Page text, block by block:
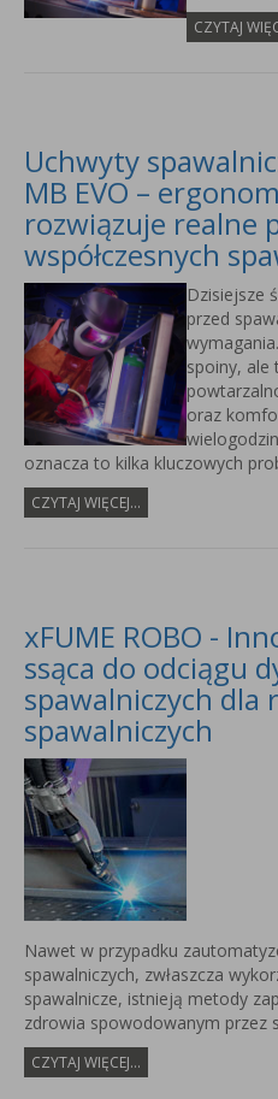
CZYTAJ
Uchwyty
MB EVO –
rozwiązuje realne
współczesnych
Dzisiejsze
przed
spoiny, ale
oraz
oznacza to kilka kluczowych
CZYTAJ WIĘCEJ...
xFUME ROBO -
ssąca do odciągu
spawalniczych dla
spawalniczych
Nawet w przypadku
spawalniczych, zwłaszcza
spawalnicze, istnieją metody
zdrowia spowodowanym przez
CZYTAJ WIĘCEJ...